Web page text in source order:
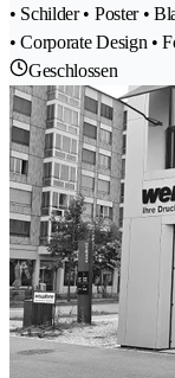
• Schilder • Poster •
• Corporate Design •
Geschlossen